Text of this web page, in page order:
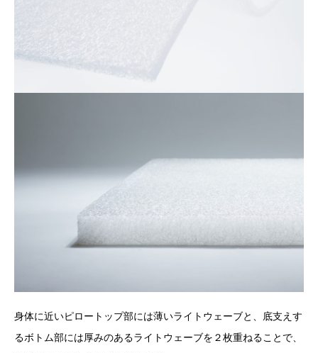
身体に近いピロートップ部には薄いライトウェーブと、底支えす
るボトム部には厚みのあるライトウェーブを２枚重ねることで、